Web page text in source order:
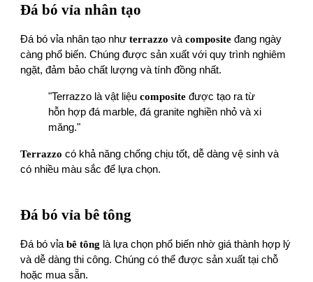
Đá bó vỉa nhân tạo
Đá bó vỉa nhân tạo nhưterrazzo vàcomposite đang ngày
càng phổ biến. Chúng được sản xuất với quy trình nghiêm
ngặt, đảm bảo chất lượng và tính đồng nhất.
"Terrazzo là vật liệucomposite được tạo ra từ
hỗn hợp đá marble, đá granite nghiền nhỏ và xi
măng."
Terrazzo có khả năng chống chịu tốt, dễ dàng vệ sinh và
có nhiều màu sắc để lựa chọn.
Đá bó vỉa bê tông
Đá bó vỉabê tông là lựa chọn phổ biến nhờ giá thành hợp lý
và dễ dàng thi công. Chúng có thể được sản xuất tại chỗ
hoặc mua sẵn.